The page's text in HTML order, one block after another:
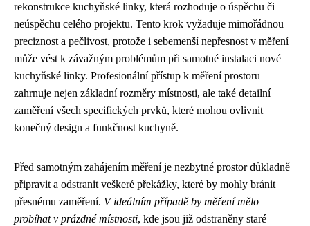
rekonstrukce kuchyňské linky, která rozhoduje o úspěchu či
neúspěchu celého projektu. Tento krok vyžaduje mimořádnou
preciznost a pečlivost, protože i sebemenší nepřesnost v měření
může vést k závažným problémům při samotné instalaci nové
kuchyňské linky. Profesionální přístup k měření prostoru
zahrnuje nejen základní rozměry místnosti, ale také detailní
zaměření všech specifických prvků, které mohou ovlivnit
konečný design a funkčnost kuchyně.
Před samotným zahájením měření je nezbytné prostor důkladně
připravit a odstranit veškeré překážky, které by mohly bránit
přesnému zaměření. V ideálním případě by měření mělo
probíhat v prázdné místnosti, kde jsou již odstraněny staré